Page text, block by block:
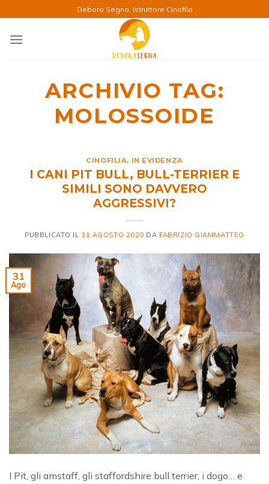
ai
contenuti
Debora Segna, Istruttore Cinofilo
ARCHIVIO TAG:
MOLOSSOIDE
CINOFILIA, IN EVIDENZA
I CANI PIT BULL, BULL-TERRIER E
SIMILI SONO DAVVERO
AGGRESSIVI?
PUBBLICATO IL 31 AGOSTO 2020 DA FABRIZIO GIAMMATTEO
31
Ago
I Pit, gli amstaff, gli staffordshire bull terrier, i dogo… e